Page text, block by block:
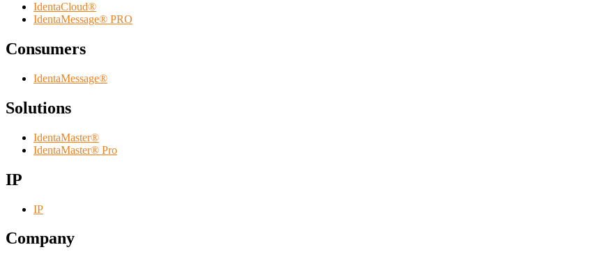
IdentaCloud®
IdentaMessage® PRO
Consumers
IdentaMessage®
Solutions
IdentaMaster®
IdentaMaster® Pro
IP
IP
Company